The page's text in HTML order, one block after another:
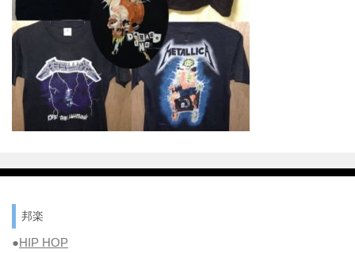
邦楽
●HIP HOP